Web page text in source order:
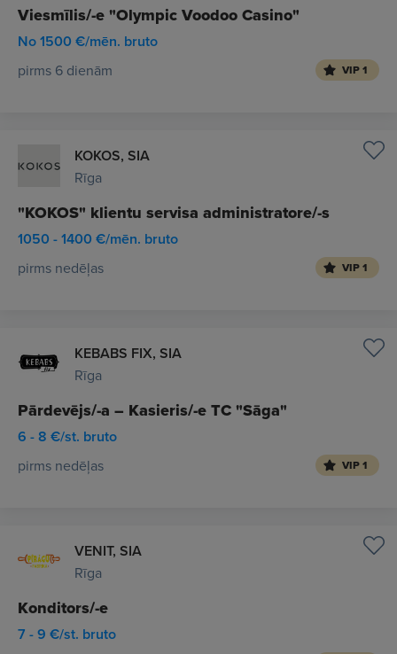
Viesmīlis/-e "Olympic Voodoo Casino"
No 1500 €/mēn. bruto
pirms 6 dienām VIP 1
KOKOS, SIA
Rīga
"KOKOS" klientu servisa administratore/-s
1050 - 1400 €/mēn. bruto
pirms nedēļas VIP 1
KEBABS FIX, SIA
Rīga
Pārdevējs/-a – Kasieris/-e TC "Sāga"
6 - 8 €/st. bruto
pirms nedēļas VIP 1
VENIT, SIA
Rīga
Konditors/-e
7 - 9 €/st. bruto